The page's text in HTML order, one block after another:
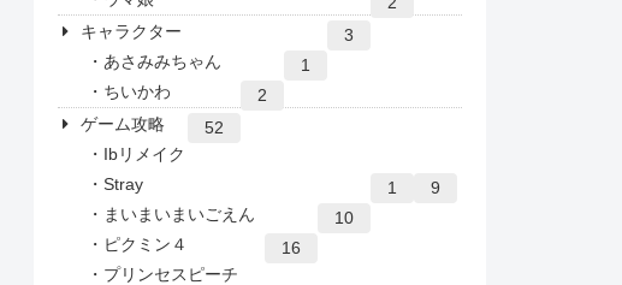
キャラクター
3
あさみみちゃん
1
ちいかわ
2
ゲーム攻略
52
Ibリメイク
9
Stray
1
まいまいまいごえん
10
ピクミン４
16
プリンセスピーチ